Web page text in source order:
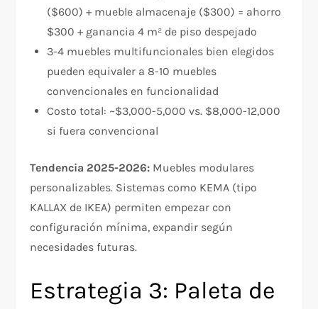
($600) + mueble almacenaje ($300) = ahorro
$300 + ganancia 4 m² de piso despejado
3-4 muebles multifuncionales bien elegidos
pueden equivaler a 8-10 muebles
convencionales en funcionalidad
Costo total: ~$3,000-5,000 vs. $8,000-12,000
si fuera convencional
Tendencia 2025-2026: Muebles modulares
personalizables. Sistemas como KEMA (tipo
KALLAX de IKEA) permiten empezar con
configuración mínima, expandir según
necesidades futuras.
Estrategia 3: Paleta de